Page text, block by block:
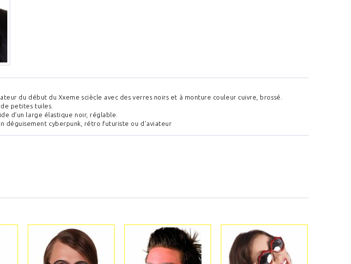
du début du Xxeme sciècle avec des verres noirs et à monture couleur cuivre, brossé.
petites tuiles.
d'un large élastique noir, réglable.
déguisement cyberpunk, rétro futuriste ou d'aviateur